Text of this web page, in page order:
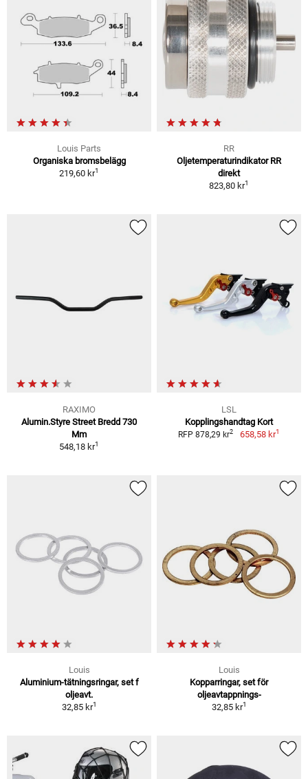
Louis Parts
Organiska bromsbelägg
219,60 kr1
RR
Oljetemperaturindikator RR
direkt
823,80 kr1
RAXIMO
Alumin.Styre Street Bredd 730
Mm
548,18 kr1
LSL
Kopplingshandtag Kort
RFP 878,29 kr2 658,58 kr1
Louis
Aluminium-tätningsringar, set f
oljeavt.
32,85 kr1
Louis
Kopparringar, set för
oljeavtappnings-
32,85 kr1